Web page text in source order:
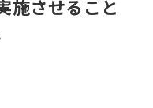
施させること